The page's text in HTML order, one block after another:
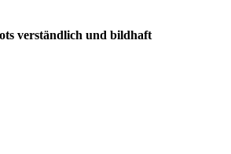
verständlich und bildhaft